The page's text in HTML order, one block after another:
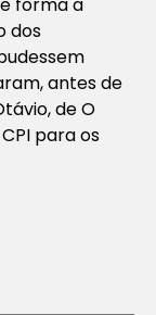
dos
antes de
de O
para os